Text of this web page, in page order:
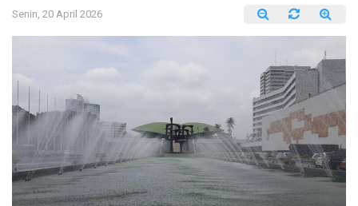
Senin, 20 April 2026